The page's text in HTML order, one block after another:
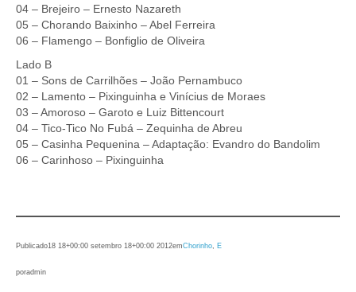
04 – Brejeiro – Ernesto Nazareth
05 – Chorando Baixinho – Abel Ferreira
06 – Flamengo – Bonfiglio de Oliveira
Lado B
01 – Sons de Carrilhões – João Pernambuco
02 – Lamento – Pixinguinha e Vinícius de Moraes
03 – Amoroso – Garoto e Luiz Bittencourt
04 – Tico-Tico No Fubá – Zequinha de Abreu
05 – Casinha Pequenina – Adaptação: Evandro do Bandolim
06 – Carinhoso – Pixinguinha
Publicado18 18+00:00 setembro 18+00:00 2012emChorinho E
poradmin